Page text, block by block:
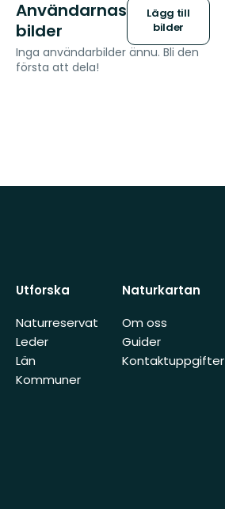
Användarnas
bilder
Lägg till
bilder
Inga användarbilder ännu. Bli den
första att dela!
Utforska
Naturreservat
Leder
Län
Kommuner
Naturkartan
Om oss
Guider
Kontaktuppgifter